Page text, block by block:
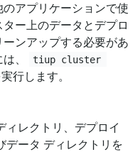
アプリケーションで使
ー上のデータとデプロ
ンアップする必要があ
、
tiup cluster
行します。
ィレクトリ、デプロイ
データ ディレクトリを